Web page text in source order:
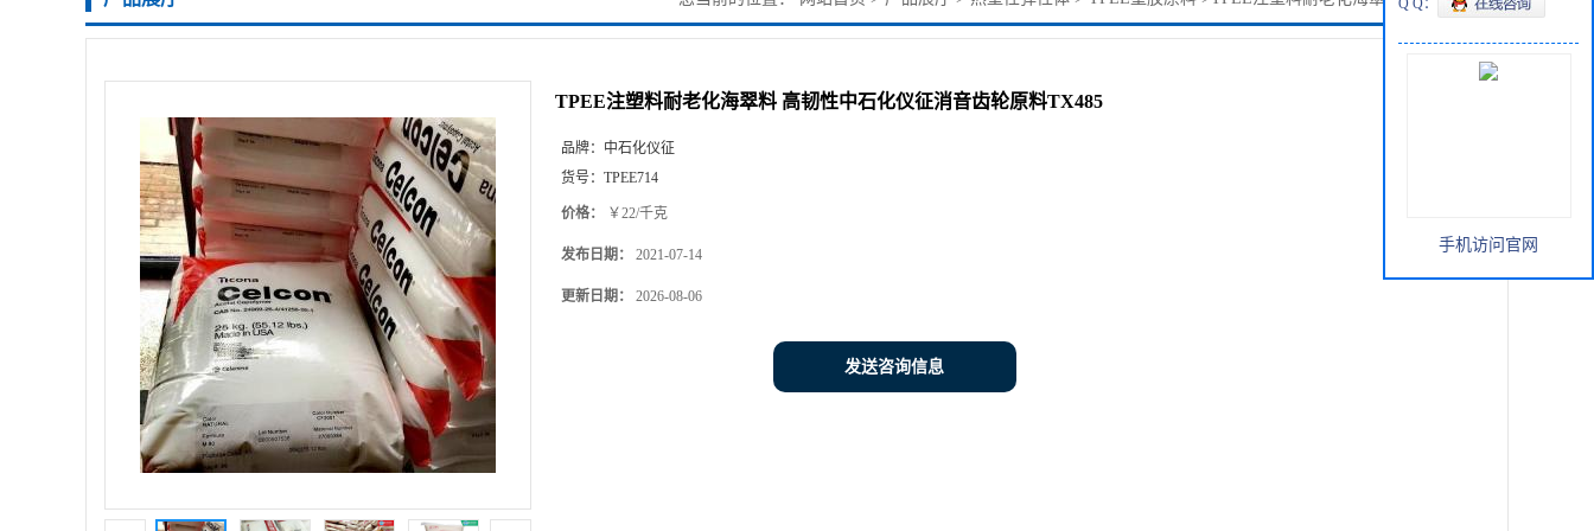
仪征消音齿轮原料TX485
TPEE注塑料耐老化海翠料 高韧性中石化仪征消音齿轮原料TX485
品牌： 中石化仪征
货号： TPEE714
价格： ￥22/千克
发布日期： 2021-07-14
更新日期： 2026-08-06
发送咨询信息
Q Q：
手机访问官网